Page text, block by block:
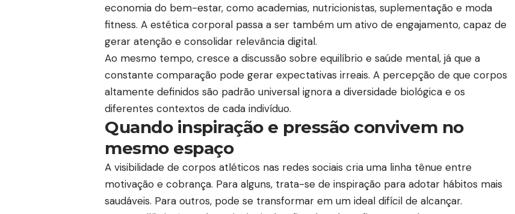
economia do bem-estar, como academias, nutricionistas, suplementação e moda
fitness. A estética corporal passa a ser também um ativo de engajamento, capaz de
gerar atenção e consolidar relevância digital.
Ao mesmo tempo, cresce a discussão sobre equilíbrio e saúde mental, já que a
constante comparação pode gerar expectativas irreais. A percepção de que corpos
altamente definidos são padrão universal ignora a diversidade biológica e os
diferentes contextos de cada indivíduo.
Quando inspiração e pressão convivem no
mesmo espaço
A visibilidade de corpos atléticos nas redes sociais cria uma linha tênue entre
motivação e cobrança. Para alguns, trata-se de inspiração para adotar hábitos mais
saudáveis. Para outros, pode se transformar em um ideal difícil de alcançar.